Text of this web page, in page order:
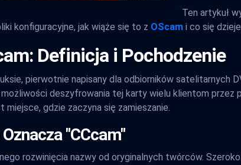
Ten artykuł
konfiguracyjne, jak wiąże się to z OScam i co się
Definicja i Pochodzenie
pierwotnie napisany dla odbiorników satelitarnych
deszyfrowania tej karty wielu klientom przez
gdzie zaczyna się zamieszanie.
"CCcam"
rozwinięcia nazwy od oryginalnych twórców.